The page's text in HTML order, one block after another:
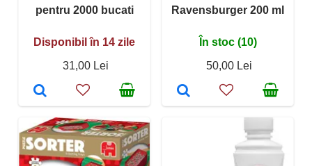
pentru 2000 bucati
Disponibil în 14 zile
31,00 Lei
Ravensburger 200 ml
În stoc (10)
50,00 Lei